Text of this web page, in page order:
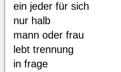
ein jeder für sich
nur halb
mann oder frau
lebt trennung
in frage